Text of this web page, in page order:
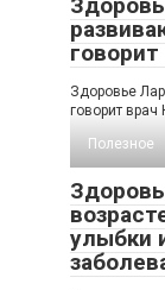
говорит
Здоровье
говорит
Полезное
улыбки